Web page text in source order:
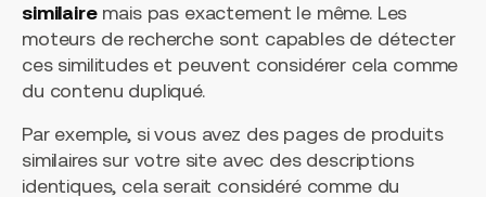
similairemais pas exactement le même. Les
moteurs de recherche sont capables de détecter
ces similitudes et peuvent considérer cela comme
du contenu dupliqué.
Par exemple, si vous avez des pages de produits
similaires sur votre site avec des descriptions
identiques, cela serait considéré comme du